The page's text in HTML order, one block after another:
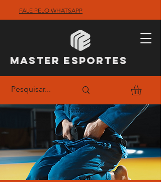
FALE PELO WHATSAPP
MASTER ESPORTES